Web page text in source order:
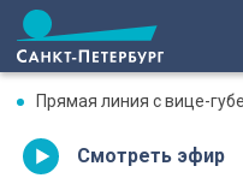
Прямая линия с вице-губернатором Санкт-
Смотреть эфир